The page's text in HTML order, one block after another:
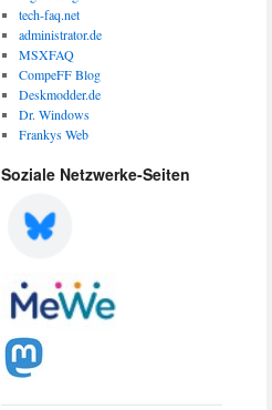
tech-faq.net
administrator.de
MSXFAQ
CompeFF Blog
Deskmodder.de
Dr. Windows
Frankys Web
Soziale Netzwerke-Seiten